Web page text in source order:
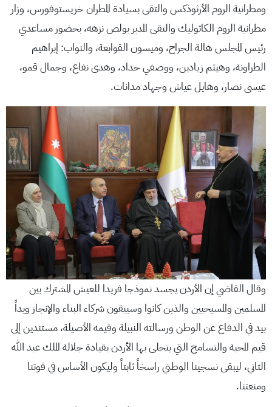
ومطرانية الروم الأرثوذكس والتقى بسيادة المطران خريستوفورس، وزار
مطرانية الروم الكاثوليك والتقى المدبر بولص نزهه، بحضور مساعدي
رئيس المجلس هالة الجراح، وميسون القوابعة، والنواب: إبراهيم
الطراونة، وهيثم زيادين، ووصفي حداد، وهدى نفاع، وجمال قمو،
عيسى نصار، وهايل عياش وجهاد مدانات.
وقال القاضي إن الأردن يجسد نموذجا فريدا للعيش المشترك بين
المسلمين والمسيحيين والذين كانوا وسيبقون شركاء البناء والإنجاز ويداً
بيد في الدفاع عن الوطن ورسالته النبيلة وقيمه الأصيلة، مستندين إلى
قيم المحبة والتسامح التي يتحلى بها الأردن بقيادة جلالة الملك عبد الله
الثاني، ليبقى نسجينا الوطني راسخاً ثابتاً وليكون الأساس في قوتنا
ومنعتنا.